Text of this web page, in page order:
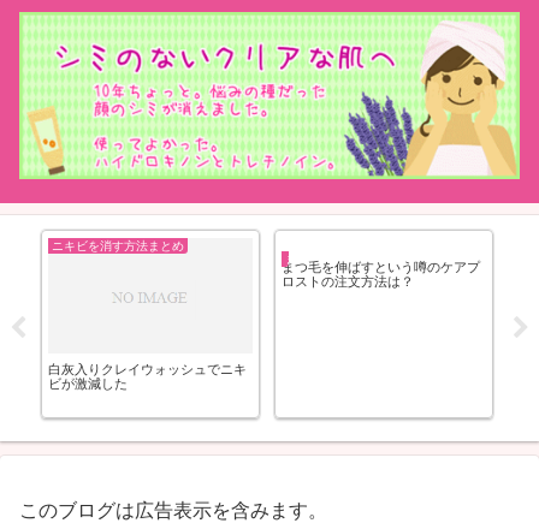
ニキビを消す方法まとめ
白灰入りクレイウォッシュでニキ
ビが激減した
まつげを長くする方法まとめ
まつ毛を伸ばすという噂のケアプ
ロストの注文方法は？
このブログは広告表示を含みます。